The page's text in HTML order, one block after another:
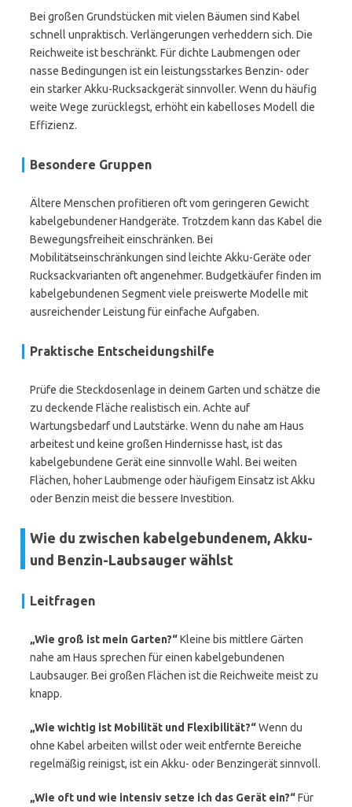
Bei großen Grundstücken mit vielen Bäumen sind Kabel
schnell unpraktisch. Verlängerungen verheddern sich. Die
Reichweite ist beschränkt. Für dichte Laubmengen oder
nasse Bedingungen ist ein leistungsstarkes Benzin- oder
ein starker Akku-Rucksackgerät sinnvoller. Wenn du häufig
weite Wege zurücklegst, erhöht ein kabelloses Modell die
Effizienz.
Besondere Gruppen
Ältere Menschen profitieren oft vom geringeren Gewicht
kabelgebundener Handgeräte. Trotzdem kann das Kabel die
Bewegungsfreiheit einschränken. Bei
Mobilitätseinschränkungen sind leichte Akku-Geräte oder
Rucksackvarianten oft angenehmer. Budgetkäufer finden im
kabelgebundenen Segment viele preiswerte Modelle mit
ausreichender Leistung für einfache Aufgaben.
Praktische Entscheidungshilfe
Prüfe die Steckdosenlage in deinem Garten und schätze die
zu deckende Fläche realistisch ein. Achte auf
Wartungsbedarf und Lautstärke. Wenn du nahe am Haus
arbeitest und keine großen Hindernisse hast, ist das
kabelgebundene Gerät eine sinnvolle Wahl. Bei weiten
Flächen, hoher Laubmenge oder häufigem Einsatz ist Akku
oder Benzin meist die bessere Investition.
Wie du zwischen kabelgebundenem, Akku-
und Benzin-Laubsauger wählst
Leitfragen
„Wie groß ist mein Garten?“Kleine bis mittlere Gärten
nahe am Haus sprechen für einen kabelgebundenen
Laubsauger. Bei großen Flächen ist die Reichweite meist zu
knapp.
„Wie wichtig ist Mobilität und Flexibilität?“Wenn du
ohne Kabel arbeiten willst oder weit entfernte Bereiche
regelmäßig reinigst, ist ein Akku- oder Benzingerät sinnvoll.
„Wie oft und wie intensiv setze ich das Gerät ein?“Für